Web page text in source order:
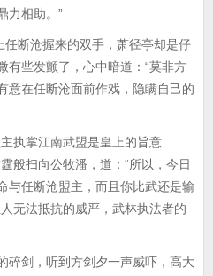
力相助。”
任断沧握来的双手，萧径亭却是仔
有些发颤了，心中暗道：“莫非方
意在任断沧面前作戏，隐瞒自己的
执掌江南武盟是皇上的旨意
般扫向公牧潘，道：“所以，今日
与任断沧盟主，而且你比武还是输
无法抵抗的威严，武林执法者的
碎剑，听到方剑夕一声威吓，高大